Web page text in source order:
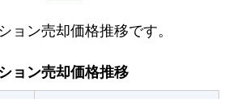
ョン売却価格推移です。
ョン売却価格推移